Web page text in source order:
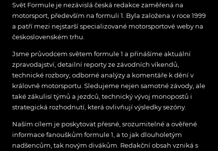
Svět Formule je nezávislá česká redakce zaměřená na
motorsport, především na formuli 1. Byla založena v roce 1999
a patří mezi nejstarší specializované motorsportové weby na
československém trhu.
Jsme průvodcem světem formule 1 a přinášíme aktuální
zpravodajství, detailní reporty ze závodních víkendů,
technické rozbory, odborné analýzy a komentáře k dění v
královně motorsportu. Sledujeme nejen samotné závody, ale
také zákulisí týmů a jezdců, technický vývoj monopostů i
strategická rozhodnutí, která ovlivňují výsledky sezóny.
Naším cílem je poskytovat přesné, srozumitelné a ověřené
informace fanouškům formule 1, a to jak dlouholetým
nadšencům, tak novým divákům. Redakční obsah vzniká s